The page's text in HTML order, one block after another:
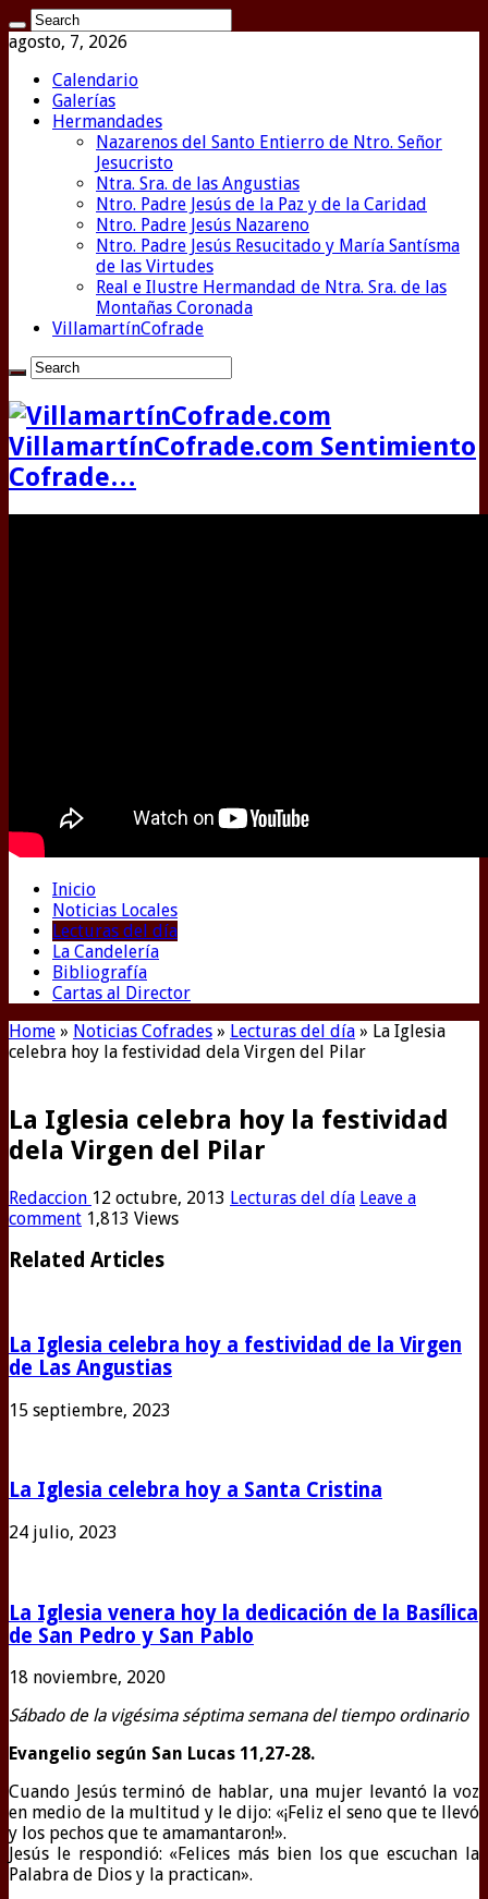
agosto, 7, 2026
Calendario
Galerías
Hermandades
Nazarenos del Santo Entierro de Ntro. Señor
Jesucristo
Ntra. Sra. de las Angustias
Ntro. Padre Jesús de la Paz y de la Caridad
Ntro. Padre Jesús Nazareno
Ntro. Padre Jesús Resucitado y María Santísma
de las Virtudes
Real e Ilustre Hermandad de Ntra. Sra. de las
Montañas Coronada
VillamartínCofrade
VillamartínCofrade.com Sentimiento
Cofrade…
Inicio
Noticias Locales
Lecturas del día
La Candelería
Bibliografía
Cartas al Director
Home » Noticias Cofrades » Lecturas del día » La Iglesia
celebra hoy la festividad dela Virgen del Pilar
La Iglesia celebra hoy la festividad
dela Virgen del Pilar
Redaccion 12 octubre, 2013 Lecturas del día Leave a
comment 1,813 Views
Related Articles
La Iglesia celebra hoy a festividad de la Virgen
de Las Angustias
15 septiembre, 2023
La Iglesia celebra hoy a Santa Cristina
24 julio, 2023
La Iglesia venera hoy la dedicación de la Basílica
de San Pedro y San Pablo
18 noviembre, 2020
Sábado de la vigésima séptima semana del tiempo ordinario
Evangelio según San Lucas 11,27-28.
Cuando Jesús terminó de hablar, una mujer levantó la voz
en medio de la multitud y le dijo: «¡Feliz el seno que te llevó
y los pechos que te amamantaron!».
Jesús le respondió: «Felices más bien los que escuchan la
Palabra de Dios y la practican».